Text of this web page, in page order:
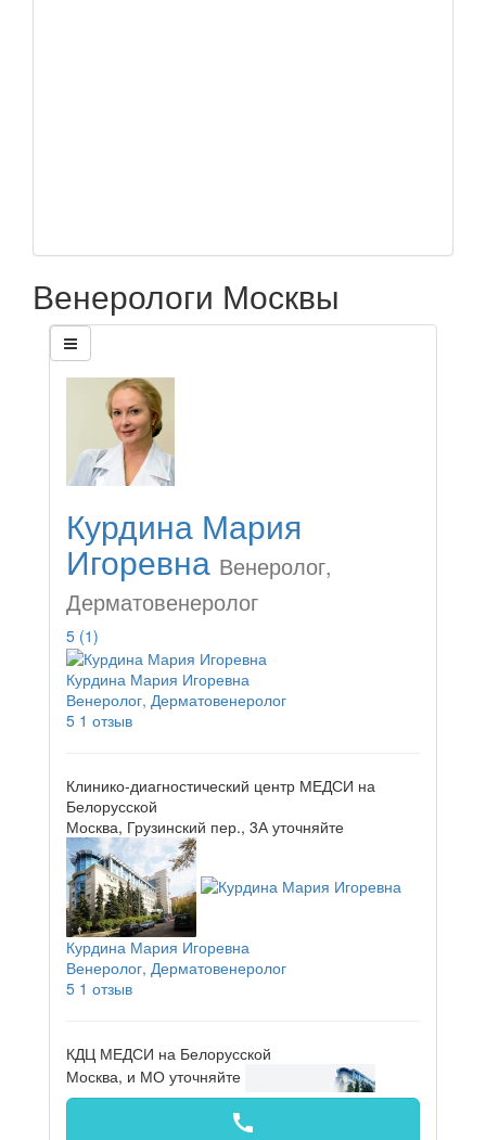
Венерологи Москвы
Курдина Мария
Игоревна Венеролог,
Дерматовенеролог
5 (1)
Курдина Мария Игоревна
Венеролог, Дерматовенеролог
5 1 отзыв
Клинико-диагностический центр МЕДСИ на
Белорусской
Москва, Грузинский пер., 3А уточняйте
Курдина Мария Игоревна
Венеролог, Дерматовенеролог
5 1 отзыв
КДЦ МЕДСИ на Белорусской
Москва, и МО уточняйте
call